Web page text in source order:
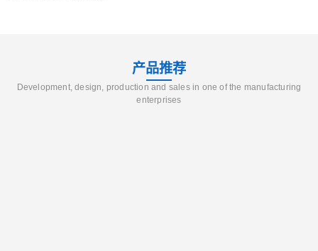
产品推荐
Development, design, production and sales in one of the manufacturing
enterprises